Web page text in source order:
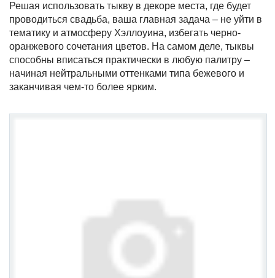
Решая использовать тыкву в декоре места, где будет
проводиться свадьба, ваша главная задача – не уйти в
тематику и атмосферу Хэллоуина, избегать черно-
оранжевого сочетания цветов. На самом деле, тыквы
способны вписаться практически в любую палитру –
начиная нейтральными оттенками типа бежевого и
заканчивая чем-то более ярким.